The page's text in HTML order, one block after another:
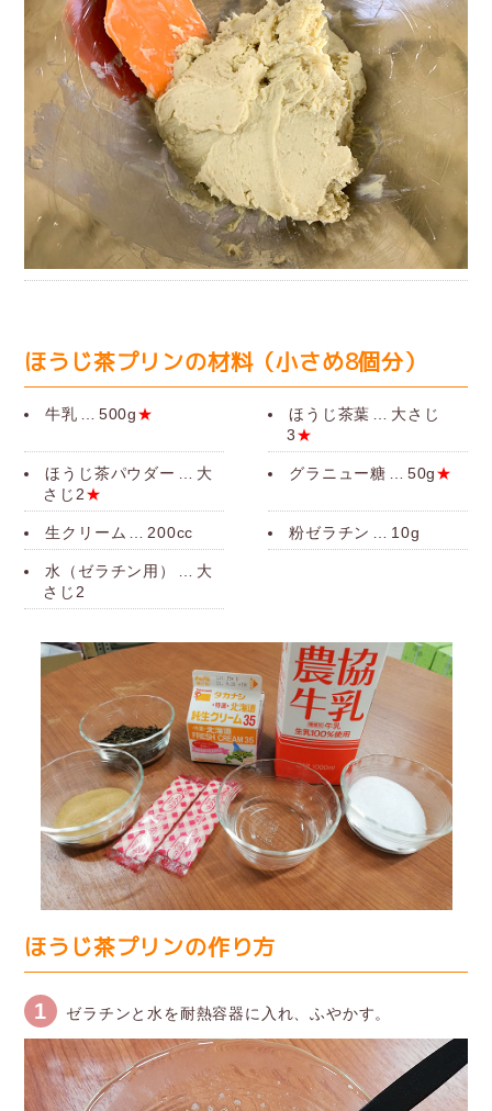
ほうじ茶プリンの材料（小さめ8個分）
牛乳 … 500g★ ほうじ茶葉 … 大さじ
3★
ほうじ茶パウダー … 大
さじ2★
グラニュー糖 … 50g★
生クリーム … 200cc 粉ゼラチン … 10g
水（ゼラチン用） … 大
さじ2
ほうじ茶プリンの作り方
1 ゼラチンと水を耐熱容器に入れ、ふやかす。